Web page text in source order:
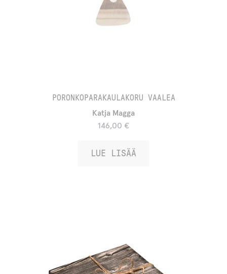
PORONKOPARAKAULAKORU VAALEA
Katja Magga
146,00 €
LUE LISÄÄ